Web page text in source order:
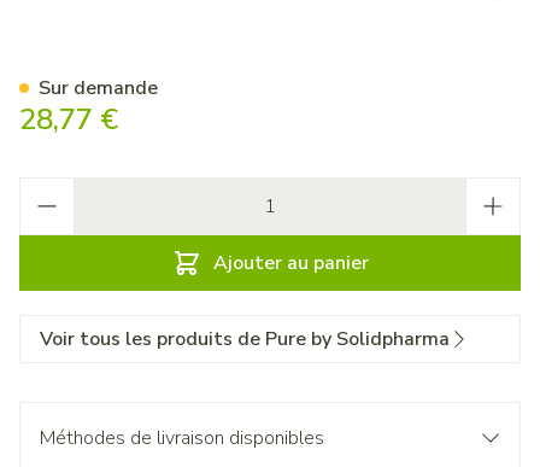
28,77 €
Ajouter au panier
Sur demande
Voir tous les produits de Pure by Solidpharma
Méthodes de livraison disponibles